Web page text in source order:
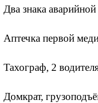
Два знака
Аптечка первой
Тахограф, 2
Домкрат,